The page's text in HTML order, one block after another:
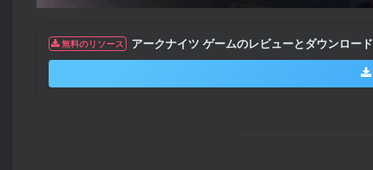
無料のリソース アークナイツ ゲームのレビューとダウンロード